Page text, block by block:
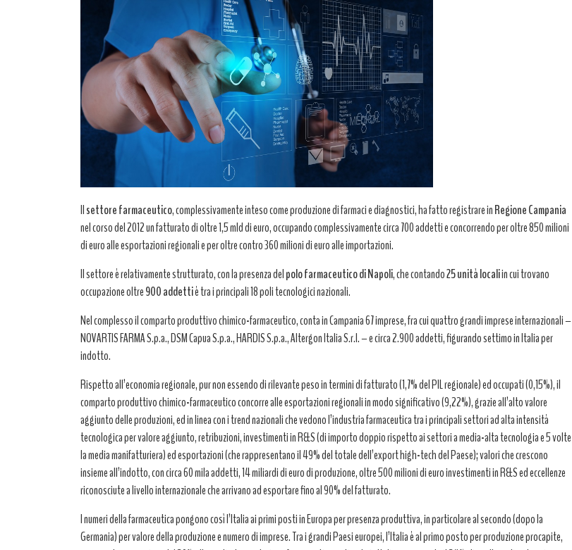
Ilsettore farmaceutico, complessivamente inteso come produzione di farmaci e diagnostici, ha fatto registrare inRegione Campania
nel corso del 2012 un fatturato di oltre 1,5 mld di euro, occupando complessivamente circa 700 addetti e concorrendo per oltre 850 milioni
di euro alle esportazioni regionali e per oltre contro 360 milioni di euro alle importazioni.
Il settore è relativamente strutturato, con la presenza delpolo farmaceutico di Napoli, che contando25 unità localiin cui trovano
occupazione oltre900 addettiè tra i principali 18 poli tecnologici nazionali.
Nel complesso il comparto produttivo chimico-farmaceutico, conta in Campania 67 imprese, fra cui quattro grandi imprese internazionali –
NOVARTIS FARMA S.p.a., DSM Capua S.p.a., HARDIS S.p.a., Altergon Italia S.r.l. – e circa 2.900 addetti, figurando settimo in Italia per
indotto.
Rispetto all’economia regionale, pur non essendo di rilevante peso in termini di fatturato (1,7% del PIL regionale) ed occupati (0,15%), il
comparto produttivo chimico-farmaceutico concorre alle esportazioni regionali in modo significativo (9,22%), grazie all’alto valore
aggiunto delle produzioni, ed in linea con i trend nazionali che vedono l’industria farmaceutica tra i principali settori ad alta intensità
tecnologica per valore aggiunto, retribuzioni, investimenti in R&S (di importo doppio rispetto ai settori a media-alta tecnologia e 5 volte
la media manifatturiera) ed esportazioni (che rappresentano il 49% del totale dell’export high-tech del Paese); valori che crescono
insieme all’indotto, con circa 60 mila addetti, 14 miliardi di euro di produzione, oltre 500 milioni di euro investimenti in R&S ed eccellenze
riconosciute a livello internazionale che arrivano ad esportare fino al 90% del fatturato.
I numeri della farmaceutica pongono così l’Italia ai primi posti in Europa per presenza produttiva, in particolare al secondo (dopo la
Germania) per valore della produzione e numero di imprese. Tra i grandi Paesi europei, l’Italia è al primo posto per produzione procapite,